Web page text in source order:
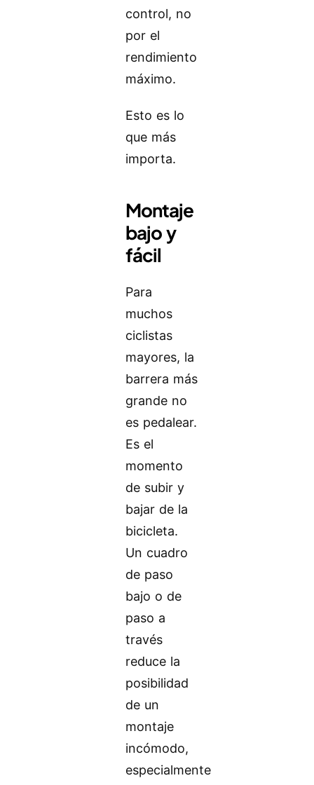
control, no
por el
rendimiento
máximo.
Esto es lo
que más
importa.
Montaje
bajo y
fácil
Para
muchos
ciclistas
mayores, la
barrera más
grande no
es pedalear.
Es el
momento
de subir y
bajar de la
bicicleta.
Un cuadro
de paso
bajo o de
paso a
través
reduce la
posibilidad
de un
montaje
incómodo,
especialmente